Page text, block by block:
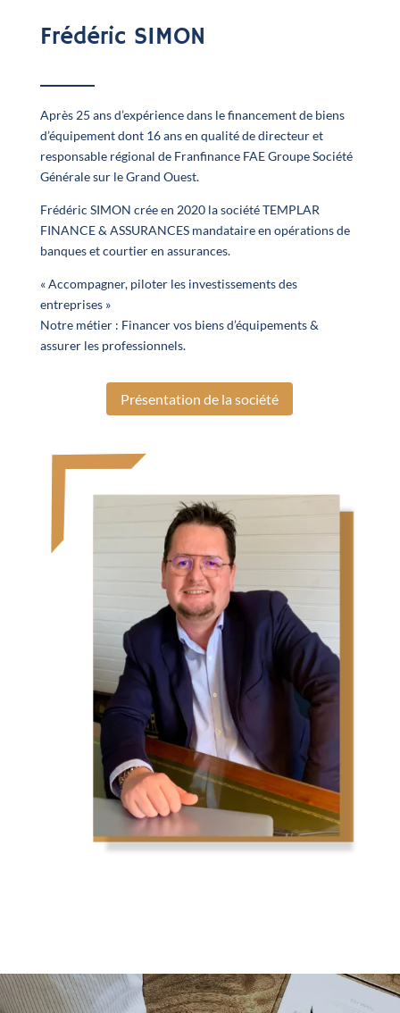
Frédéric SIMON
Après 25 ans d’expérience dans le financement de biens
d’équipement dont 16 ans en qualité de directeur et
responsable régional de Franfinance FAE Groupe Société
Générale sur le Grand Ouest.
Frédéric SIMON crée en 2020 la société TEMPLAR
FINANCE & ASSURANCES mandataire en opérations de
banques et courtier en assurances.
« Accompagner, piloter les investissements des
entreprises »
Notre métier : Financer vos biens d’équipements &
assurer les professionnels.
Présentation de la société